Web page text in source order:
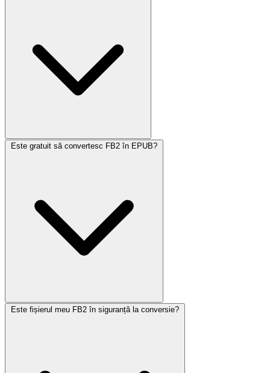
Este gratuit să convertesc FB2 în EPUB?
Este fișierul meu FB2 în siguranță la conversie?